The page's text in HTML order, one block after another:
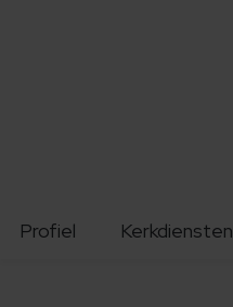
Profiel Kerkdiensten